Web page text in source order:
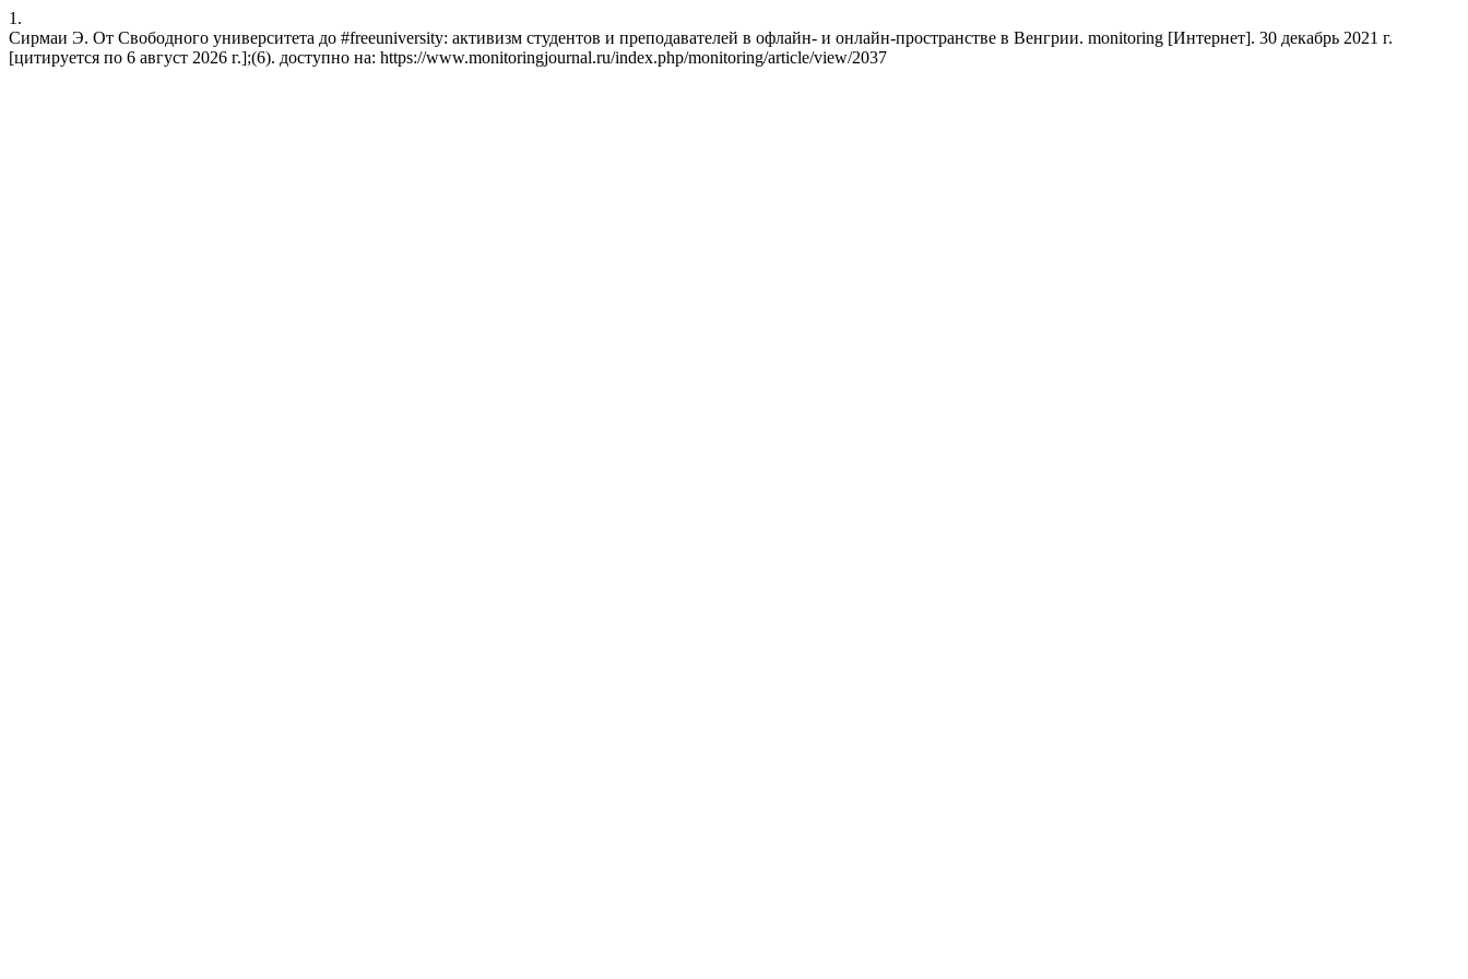
1.
Сирмаи Э. От Свободного университета до #freeuniversity: активизм студентов и преподавателей в офлайн- и онлайн-пространстве в Венгрии. monitoring [Интернет]. 30 декабрь 2021 г.
[цитируется по 6 август 2026 г.];(6). доступно на: https://www.monitoringjournal.ru/index.php/monitoring/article/view/2037